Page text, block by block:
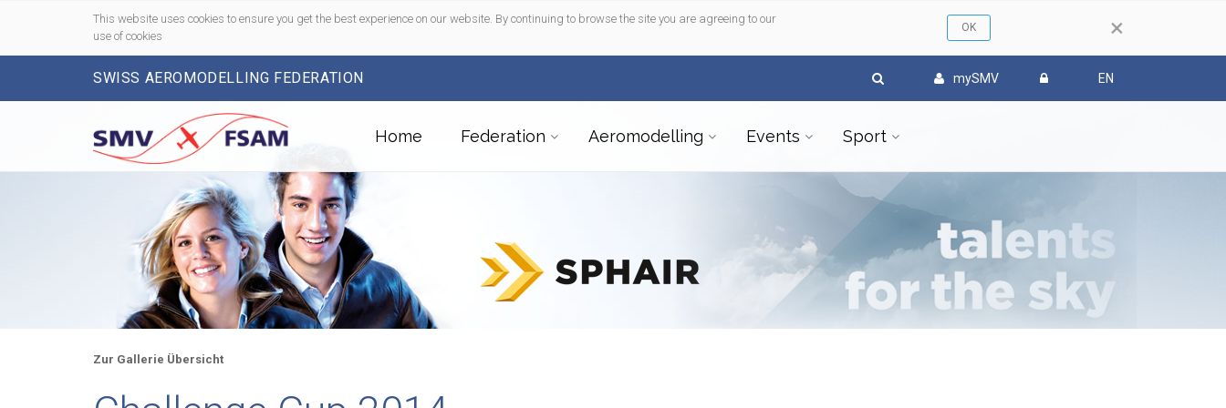
×
This website uses cookies to ensure you get the best experience on our website. By continuing to browse the site you are agreeing to our
use of cookies
SWISS AEROMODELLING FEDERATION mySMV EN
Home Federation Aeromodelling Events Sport
Zur Gallerie Übersicht